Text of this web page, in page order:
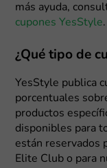
más ayuda,
cupones YesStyle.
¿Qué tipo de
YesStyle publica
porcentuales
productos
disponibles para
están reservados
Elite Club o para